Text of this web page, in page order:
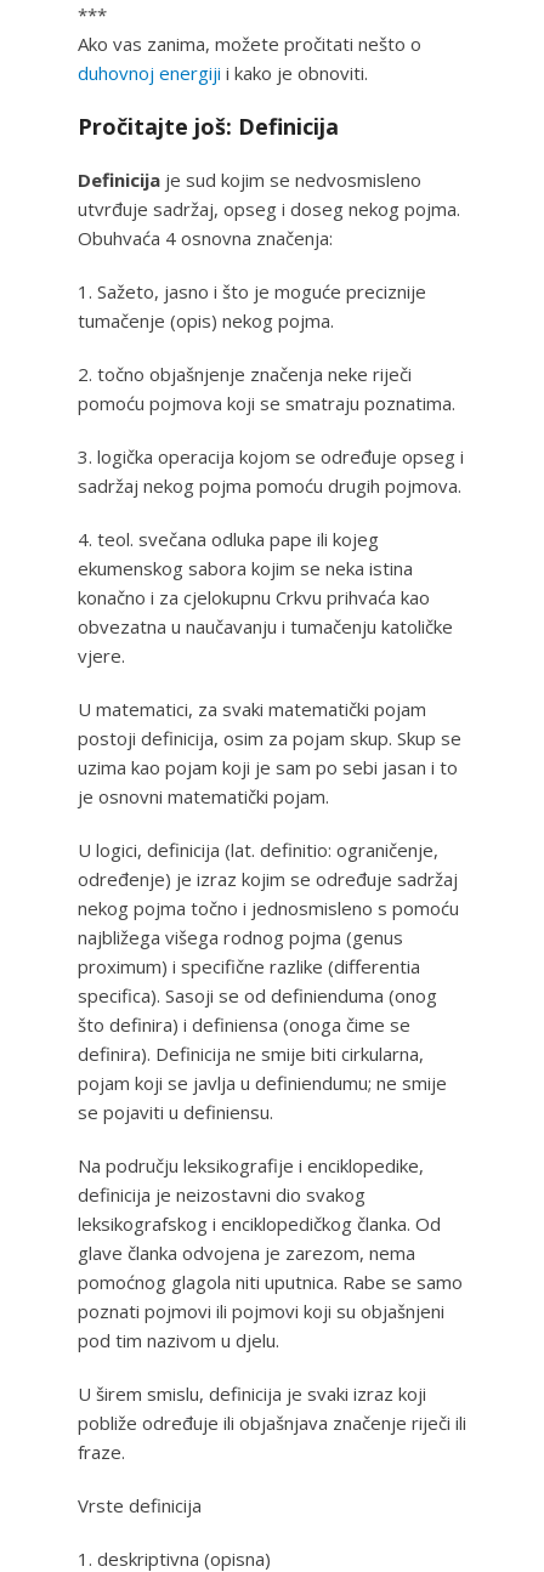
***
Ako vas zanima, možete pročitati nešto o
duhovnoj energiji i kako je obnoviti.
Pročitajte još: Definicija
Definicija je sud kojim se nedvosmisleno
utvrđuje sadržaj, opseg i doseg nekog pojma.
Obuhvaća 4 osnovna značenja:
1. Sažeto, jasno i što je moguće preciznije
tumačenje (opis) nekog pojma.
2. točno objašnjenje značenja neke riječi
pomoću pojmova koji se smatraju poznatima.
3. logička operacija kojom se određuje opseg i
sadržaj nekog pojma pomoću drugih pojmova.
4. teol. svečana odluka pape ili kojeg
ekumenskog sabora kojim se neka istina
konačno i za cjelokupnu Crkvu prihvaća kao
obvezatna u naučavanju i tumačenju katoličke
vjere.
U matematici, za svaki matematički pojam
postoji definicija, osim za pojam skup. Skup se
uzima kao pojam koji je sam po sebi jasan i to
je osnovni matematički pojam.
U logici, definicija (lat. definitio: ograničenje,
određenje) je izraz kojim se određuje sadržaj
nekog pojma točno i jednosmisleno s pomoću
najbližega višega rodnog pojma (genus
proximum) i specifične razlike (differentia
specifica). Sasoji se od definienduma (onog
što definira) i definiensa (onoga čime se
definira). Definicija ne smije biti cirkularna,
pojam koji se javlja u definiendumu; ne smije
se pojaviti u definiensu.
Na području leksikografije i enciklopedike,
definicija je neizostavni dio svakog
leksikografskog i enciklopedičkog članka. Od
glave članka odvojena je zarezom, nema
pomoćnog glagola niti uputnica. Rabe se samo
poznati pojmovi ili pojmovi koji su objašnjeni
pod tim nazivom u djelu.
U širem smislu, definicija je svaki izraz koji
pobliže određuje ili objašnjava značenje riječi ili
fraze.
Vrste definicija
1. deskriptivna (opisna)